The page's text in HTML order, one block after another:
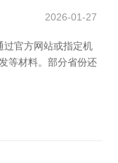
2026-01-27
过官方网站或指定机
等材料。部分省份还